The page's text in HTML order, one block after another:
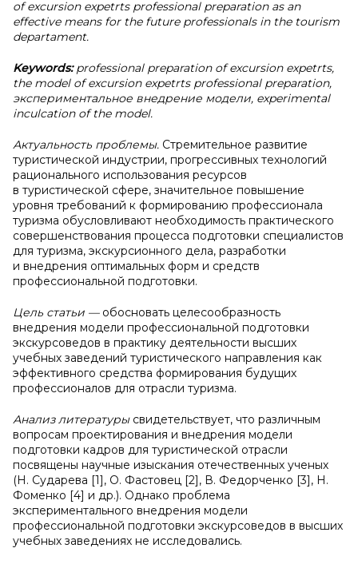
of excursion expetrts professional preparation as an
effective means for the future professionals in the tourism
departament.
Keywords: professional preparation of excursion expetrts,
the model of excursion expetrts professional preparation,
экспериментальное внедрение модели, experimental
inculcation of the model.
Актуальность проблемы. Стремительное развитие
туристической индустрии, прогрессивных технологий
рационального использования ресурсов
в туристической сфере, значительное повышение
уровня требований к формированию профессионала
туризма обусловливают необходимость практического
совершенствования процесса подготовки специалистов
для туризма, экскурсионного дела, разработки
и внедрения оптимальных форм и средств
профессиональной подготовки.
Цель статьи —обосновать целесообразность
внедрения модели профессиональной подготовки
экскурсоведов в практику деятельности высших
учебных заведений туристического направления как
эффективного средства формирования будущих
профессионалов для отрасли туризма.
Анализ литературысвидетельствует, что различным
вопросам проектирования и внедрения модели
подготовки кадров для туристической отрасли
посвящены научные изыскания отечественных ученых
(Н. Сударева [1], О. Фастовец [2], В. Федорченко [3], Н.
Фоменко [4] и др.). Однако проблема
экспериментального внедрения модели
профессиональной подготовки экскурсоведов в высших
учебных заведениях не исследовались.